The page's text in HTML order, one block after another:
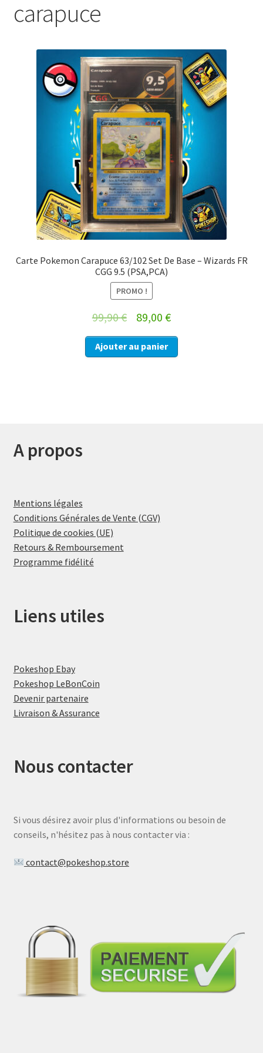
carapuce
Carte Pokemon Carapuce 63/102 Set De Base – Wizards FR
CGG 9.5 (PSA,PCA)
PROMO !
99,90€
Le
prix
initial
89,00€Le
prix
actuel
Ajouter au panier
A propos
Mentions légales
Conditions Générales de Vente (CGV)
Politique de cookies (UE)
Retours & Remboursement
Programme fidélité
Liens utiles
Pokeshop Ebay
Pokeshop LeBonCoin
Devenir partenaire
Livraison & Assurance
Nous contacter
Si vous désirez avoir plus d'informations ou besoin de
conseils, n'hésitez pas à nous contacter via :
contact@pokeshop.store